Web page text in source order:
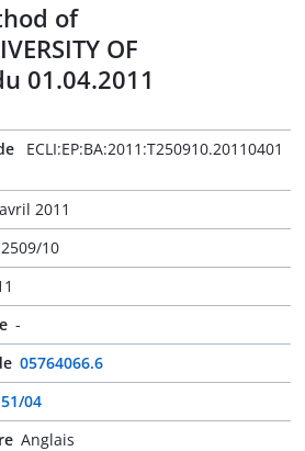
of
OF
01.04.2011
ECLI:EP:BA:2011:T250910.20110401
2011
10
-
05764066.6
04
Anglais